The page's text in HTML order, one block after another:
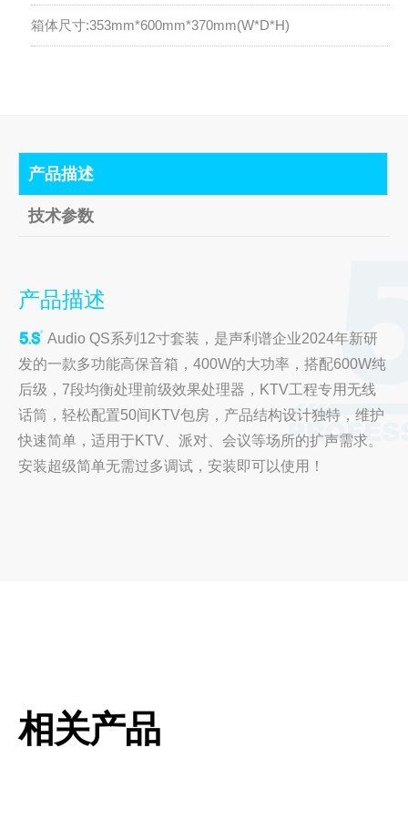
箱体尺寸:353mm*600mm*370mm(W*D*H)
产品描述
技术参数
产品描述
Audio QS系列12寸套装，是声利谱企业2024年新研
发的一款多功能高保音箱，400W的大功率，搭配600W纯
后级，7段均衡处理前级效果处理器，KTV工程专用无线
话筒，轻松配置50间KTV包房，产品结构设计独特，维护
快速简单，适用于KTV、派对、会议等场所的扩声需求。
安装超级简单无需过多调试，安装即可以使用！
相关产品